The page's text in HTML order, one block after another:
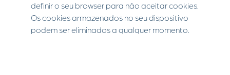
definir o seu browser para não aceitar cookies.
Os cookies armazenados no seu dispositivo
podem ser eliminados a qualquer momento.